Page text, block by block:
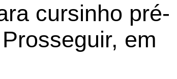
cursinho pré-
em